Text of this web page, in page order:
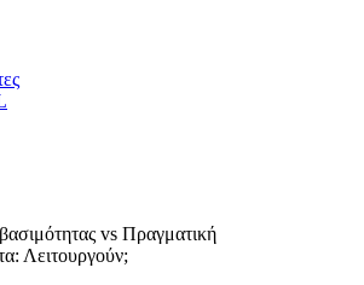
vs Πραγματική
Λειτουργούν;